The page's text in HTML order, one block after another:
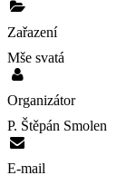
Zařazení
Mše svatá
Organizátor
P. Štěpán Smolen
E-mail